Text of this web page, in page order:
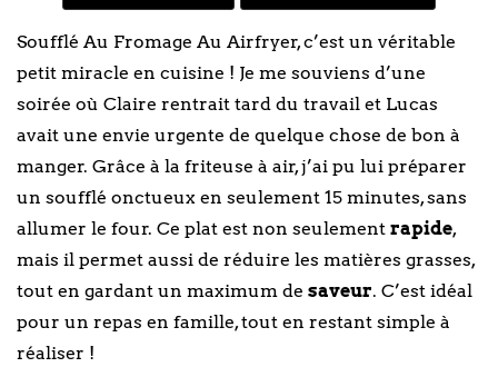
Soufflé Au Fromage Au Airfryer, c’est un véritable
petit miracle en cuisine ! Je me souviens d’une
soirée où Claire rentrait tard du travail et Lucas
avait une envie urgente de quelque chose de bon à
manger. Grâce à la friteuse à air, j’ai pu lui préparer
un soufflé onctueux en seulement 15 minutes, sans
allumer le four. Ce plat est non seulement rapide,
mais il permet aussi de réduire les matières grasses,
tout en gardant un maximum de saveur. C’est idéal
pour un repas en famille, tout en restant simple à
réaliser !